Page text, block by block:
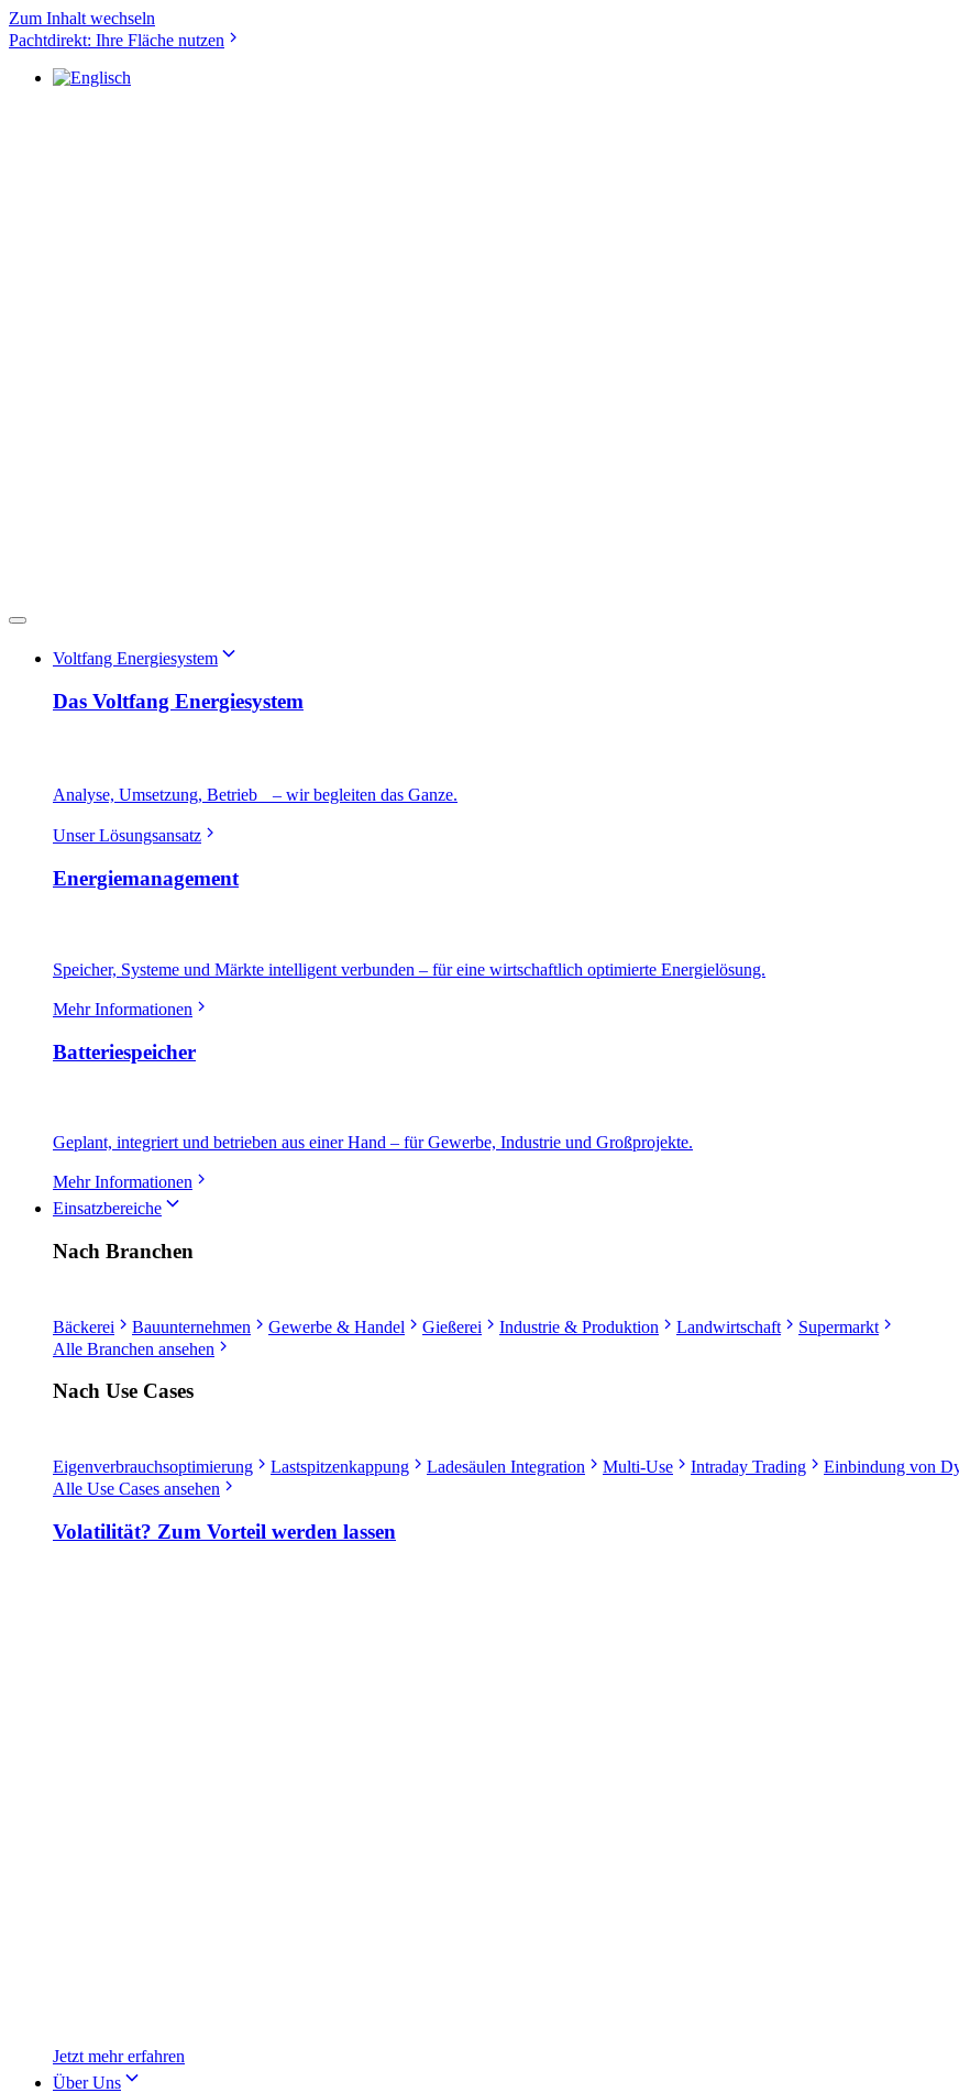
Zum Inhalt wechseln
Pachtdirekt: Ihre Fläche nutzen
Voltfang Energiesystem
Das Voltfang Energiesystem
Analyse, Umsetzung, Betrieb – wir begleiten das Ganze.
Unser Lösungsansatz
Energiemanagement
Speicher, Systeme und Märkte intelligent verbunden – für eine wirtschaftlich optimierte Energielösung.
Mehr Informationen
Batteriespeicher
Geplant, integriert und betrieben aus einer Hand – für Gewerbe, Industrie und Großprojekte.
Mehr Informationen
Einsatzbereiche
Nach Branchen
Bäckerei Bauunternehmen Gewerbe & Handel Gießerei Industrie & Produktion Landwirtschaft
Supermarkt
Alle Branchen ansehen
Nach Use Cases
Eigenverbrauchsoptimierung Lastspitzenkappung Ladesäulen Integration Multi-Use Intraday Trading Einbindung von
Alle Use Cases ansehen
Volatilität? Zum Vorteil werden lassen
Jetzt mehr erfahren
Über Uns